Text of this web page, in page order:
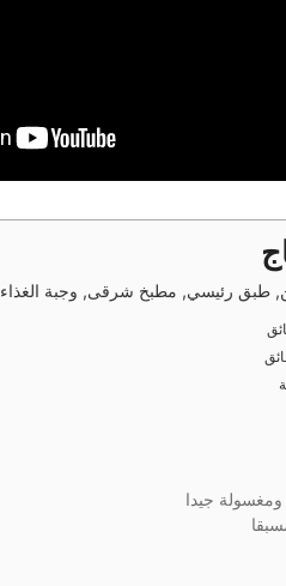
طبق رئيسي, مطبخ شرقى, وجبة الغذاء
ومغسولة جيدا